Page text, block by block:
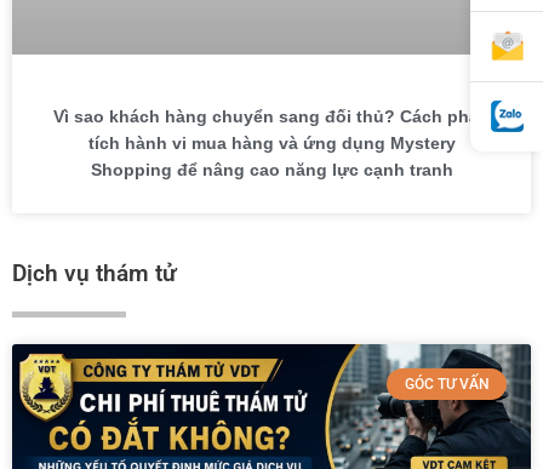
Vì sao khách hàng chuyển sang đối thủ? Cách phân
tích hành vi mua hàng và ứng dụng Mystery
Shopping để nâng cao năng lực cạnh tranh
Dịch vụ thám tử
GÓC TƯ VẤN